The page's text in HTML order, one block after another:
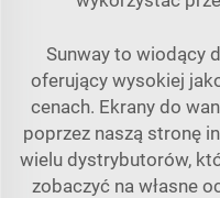
Sunway to wiodący
oferujący wysokiej
cenach. Ekrany do
poprzez naszą stronę
wielu dystrybutorów,
zobaczyć na własne